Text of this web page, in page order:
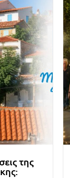
της